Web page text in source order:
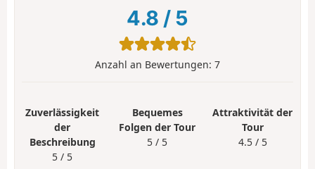
4.8 / 5
Anzahl an Bewertungen: 7
Zuverlässigkeit
der
Beschreibung
5 / 5
Bequemes
Folgen der Tour
5 / 5
Attraktivität der
Tour
4.5 / 5